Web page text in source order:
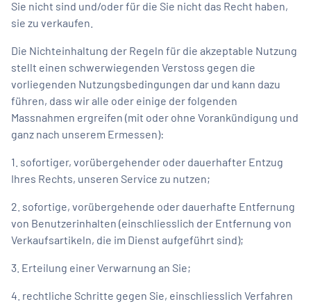
Sie nicht sind und/oder für die Sie nicht das Recht haben,
sie zu verkaufen.
Die Nichteinhaltung der Regeln für die akzeptable Nutzung
stellt einen schwerwiegenden Verstoss gegen die
vorliegenden Nutzungsbedingungen dar und kann dazu
führen, dass wir alle oder einige der folgenden
Massnahmen ergreifen (mit oder ohne Vorankündigung und
ganz nach unserem Ermessen):
1. sofortiger, vorübergehender oder dauerhafter Entzug
Ihres Rechts, unseren Service zu nutzen;
2. sofortige, vorübergehende oder dauerhafte Entfernung
von Benutzerinhalten (einschliesslich der Entfernung von
Verkaufsartikeln, die im Dienst aufgeführt sind);
3. Erteilung einer Verwarnung an Sie;
4. rechtliche Schritte gegen Sie, einschliesslich Verfahren